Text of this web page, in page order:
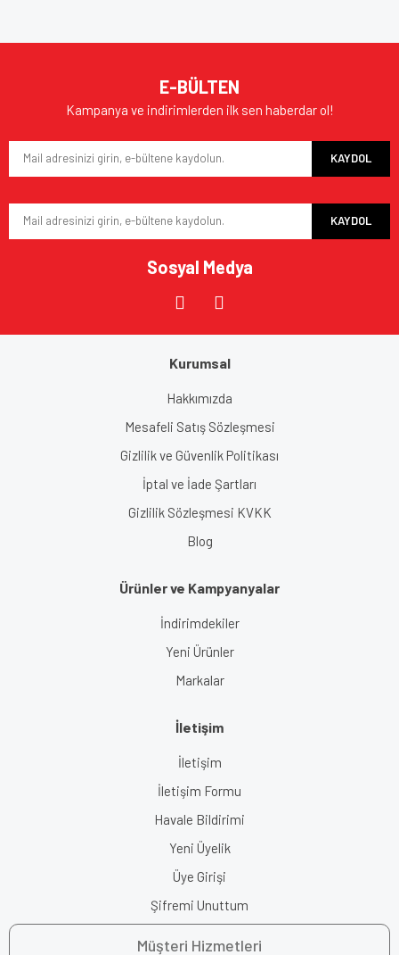
E-BÜLTEN
Kampanya ve indirimlerden ilk sen haberdar ol!
KAYDOL
KAYDOL
Sosyal Medya
Kurumsal
Hakkımızda
Mesafeli Satış Sözleşmesi
Gizlilik ve Güvenlik Politikası
İptal ve İade Şartları
Gizlilik Sözleşmesi KVKK
Blog
Ürünler ve Kampyanyalar
İndirimdekiler
Yeni Ürünler
Markalar
İletişim
İletişim
İletişim Formu
Havale Bildirimi
Yeni Üyelik
Üye Girişi
Şifremi Unuttum
Müşteri Hizmetleri